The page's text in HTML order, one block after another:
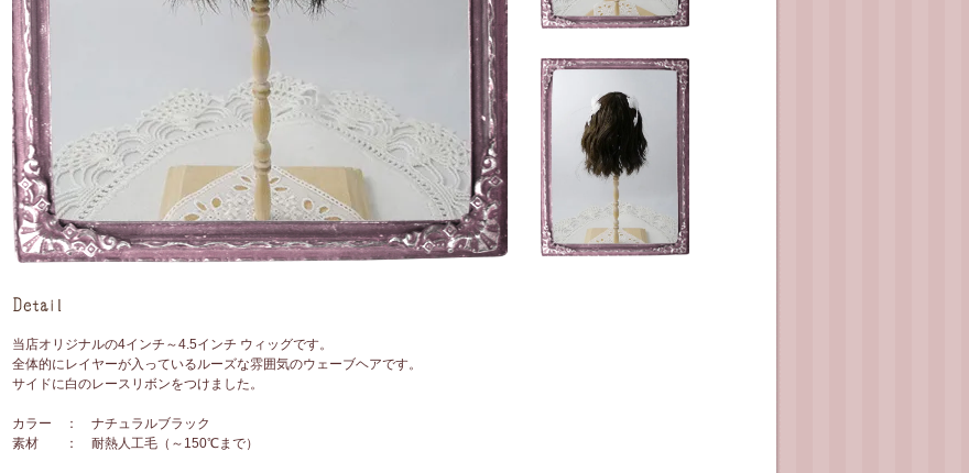
当店オリジナルの4インチ～4.5インチ ウィッグです。
全体的にレイヤーが入っているルーズな雰囲気のウェーブヘアです。
サイドに白のレースリボンをつけました。
カラー ： ナチュラルブラック
素材 ： 耐熱人工毛（～150℃まで）